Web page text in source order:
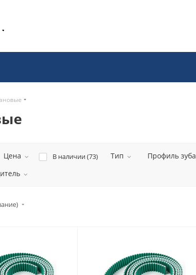
Цена В наличии (73) Тип Профиль зуба